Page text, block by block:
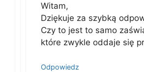
Witam,
Dziękuje za szybką
Czy to jest to samo
które zwykle oddaje się
Odpowiedz